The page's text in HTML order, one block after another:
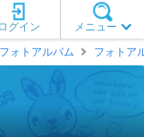
メニュー
ログイン
フォトアルバム フォトア